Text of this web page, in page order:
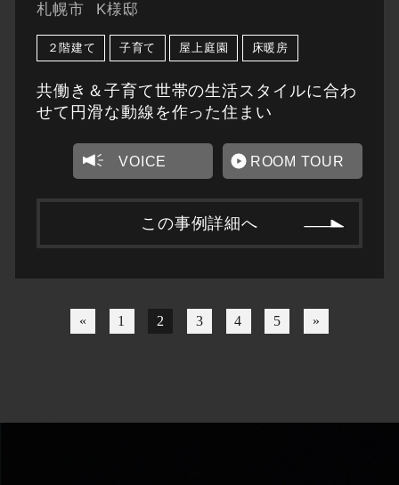
札幌市 K様邸
２階建て 子育て 屋上庭園 床暖房
共働き＆子育て世帯の生活スタイルに合わ
せて円滑な動線を作った住まい
VOICE ROOM TOUR
この事例詳細へ
« 1 2 3 4 5 »